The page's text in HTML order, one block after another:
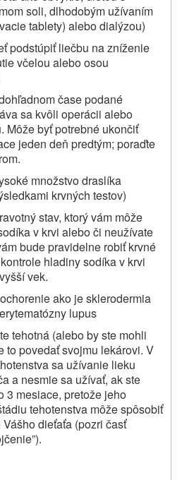
soli, dlhodobým užívaním
tablety) alebo dialýzou)
podstúpiť liečbu na zníženie
včelou alebo osou
čase podané
sa kvôli operácii alebo
Môže byť potrebné ukončiť
jeden deň predtým; poraďte
množstvo draslíka
krvných testov)
stav, ktorý vám môže
v krvi alebo či neužívate
bude pravidelne robiť krvné
hladiny sodíka v krvi
vek.
ako je sklerodermia
lupus
tehotná (alebo by ste mohli
to povedať svojmu lekárovi. V
sa užívanie lieku
a nesmie sa užívať, ak ste
3 mesiace, pretože jeho
tehotenstva môže spôsobiť
dieťaťa (pozri časť